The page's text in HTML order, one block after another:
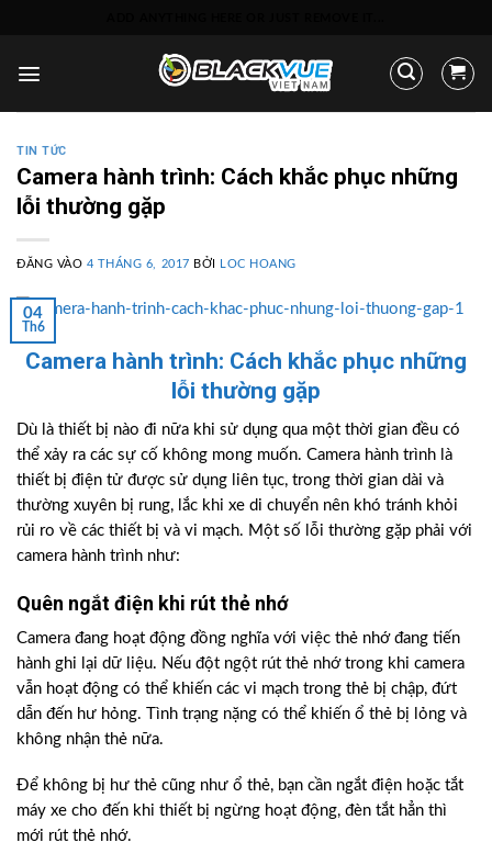
TIN TỨC
Camera hành trình: Cách khắc phục những
lỗi thường gặp
ĐĂNG VÀO 4 THÁNG 6, 2017 BỞI LOC HOANG
04
Th6
Camera hành trình: Cách khắc phục những
lỗi thường gặp
Dù là thiết bị nào đi nữa khi sử dụng qua một thời gian đều có
thể xảy ra các sự cố không mong muốn. Camera hành trình là
thiết bị điện tử được sử dụng liên tục, trong thời gian dài và
thường xuyên bị rung, lắc khi xe di chuyển nên khó tránh khỏi
rủi ro về các thiết bị và vi mạch. Một số lỗi thường gặp phải với
camera hành trình như:
Quên ngắt điện khi rút thẻ nhớ
Camera đang hoạt động đồng nghĩa với việc thẻ nhớ đang tiến
hành ghi lại dữ liệu. Nếu đột ngột rút thẻ nhớ trong khi camera
vẫn hoạt động có thể khiến các vi mạch trong thẻ bị chập, đứt
dẫn đến hư hỏng. Tình trạng nặng có thể khiến ổ thẻ bị lỏng và
không nhận thẻ nữa.
Để không bị hư thẻ cũng như ổ thẻ, bạn cần ngắt điện hoặc tắt
máy xe cho đến khi thiết bị ngừng hoạt động, đèn tắt hẳn thì
mới rút thẻ nhớ.